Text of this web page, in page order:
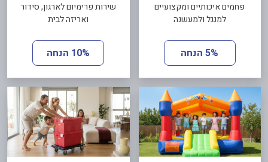
פחמים איכותיים ומקצועיים
למנגל ולמעשנה
5% הנחה
שירות פרימיום לארגון, סידור
ואריזה לבית
10% הנחה